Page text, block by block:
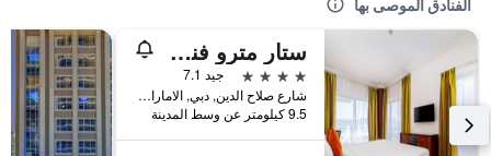
الفنادق الموصى بها
ستار مترو فندق ديرة دبي
4 نجوم
جيد 7.1
شارع صلاح الدين, دبي, الامارات العربية المتحدة
9.5 كيلومتر عن وسط المدينة